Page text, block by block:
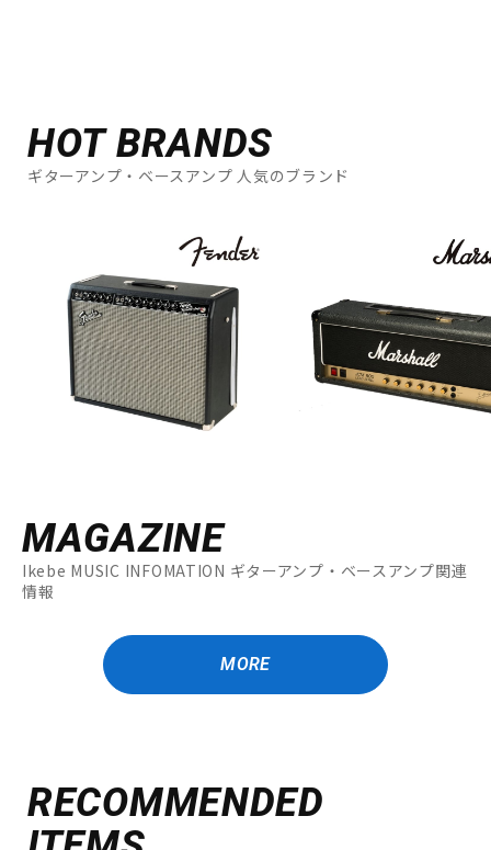
HOT BRANDS
ギターアンプ・ベースアンプ 人気のブランド
MAGAZINE
Ikebe MUSIC INFOMATION ギターアンプ・ベースアンプ関連
情報
MORE
RECOMMENDED